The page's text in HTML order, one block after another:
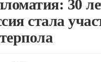
30
стала